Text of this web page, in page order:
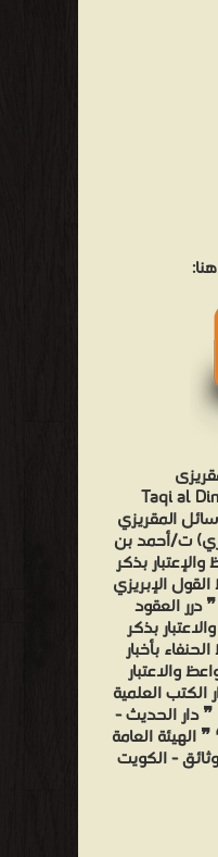
Taqi al
المقريزي
ت/أحمد بن
بذكر
الإبريزي
درر العقود
بذكر
بأخبار
والاعتبار
الكتب العلمية
❞ دار الحديث -
الهيئة العامة
- الكويت